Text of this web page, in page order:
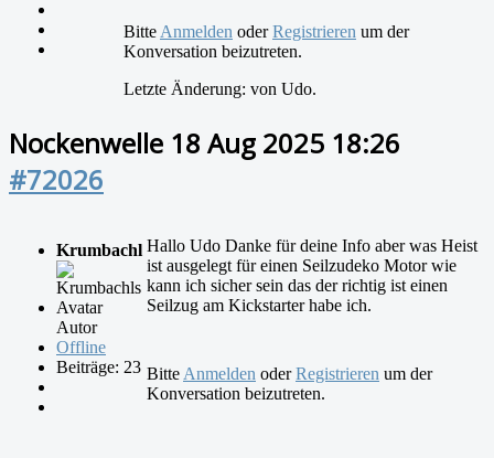
Bitte Anmelden oderRegistrieren um der
Konversation beizutreten.
Letzte Änderung: von Udo.
Nockenwelle 18 Aug 2025 18:26
#72026
Krumbachl
Autor
Offline
Beiträge: 23
Hallo Udo Danke für deine Info aber was Heist
ist ausgelegt für einen Seilzudeko Motor wie
kann ich sicher sein das der richtig ist einen
Seilzug am Kickstarter habe ich.
Bitte Anmelden oderRegistrieren um der
Konversation beizutreten.